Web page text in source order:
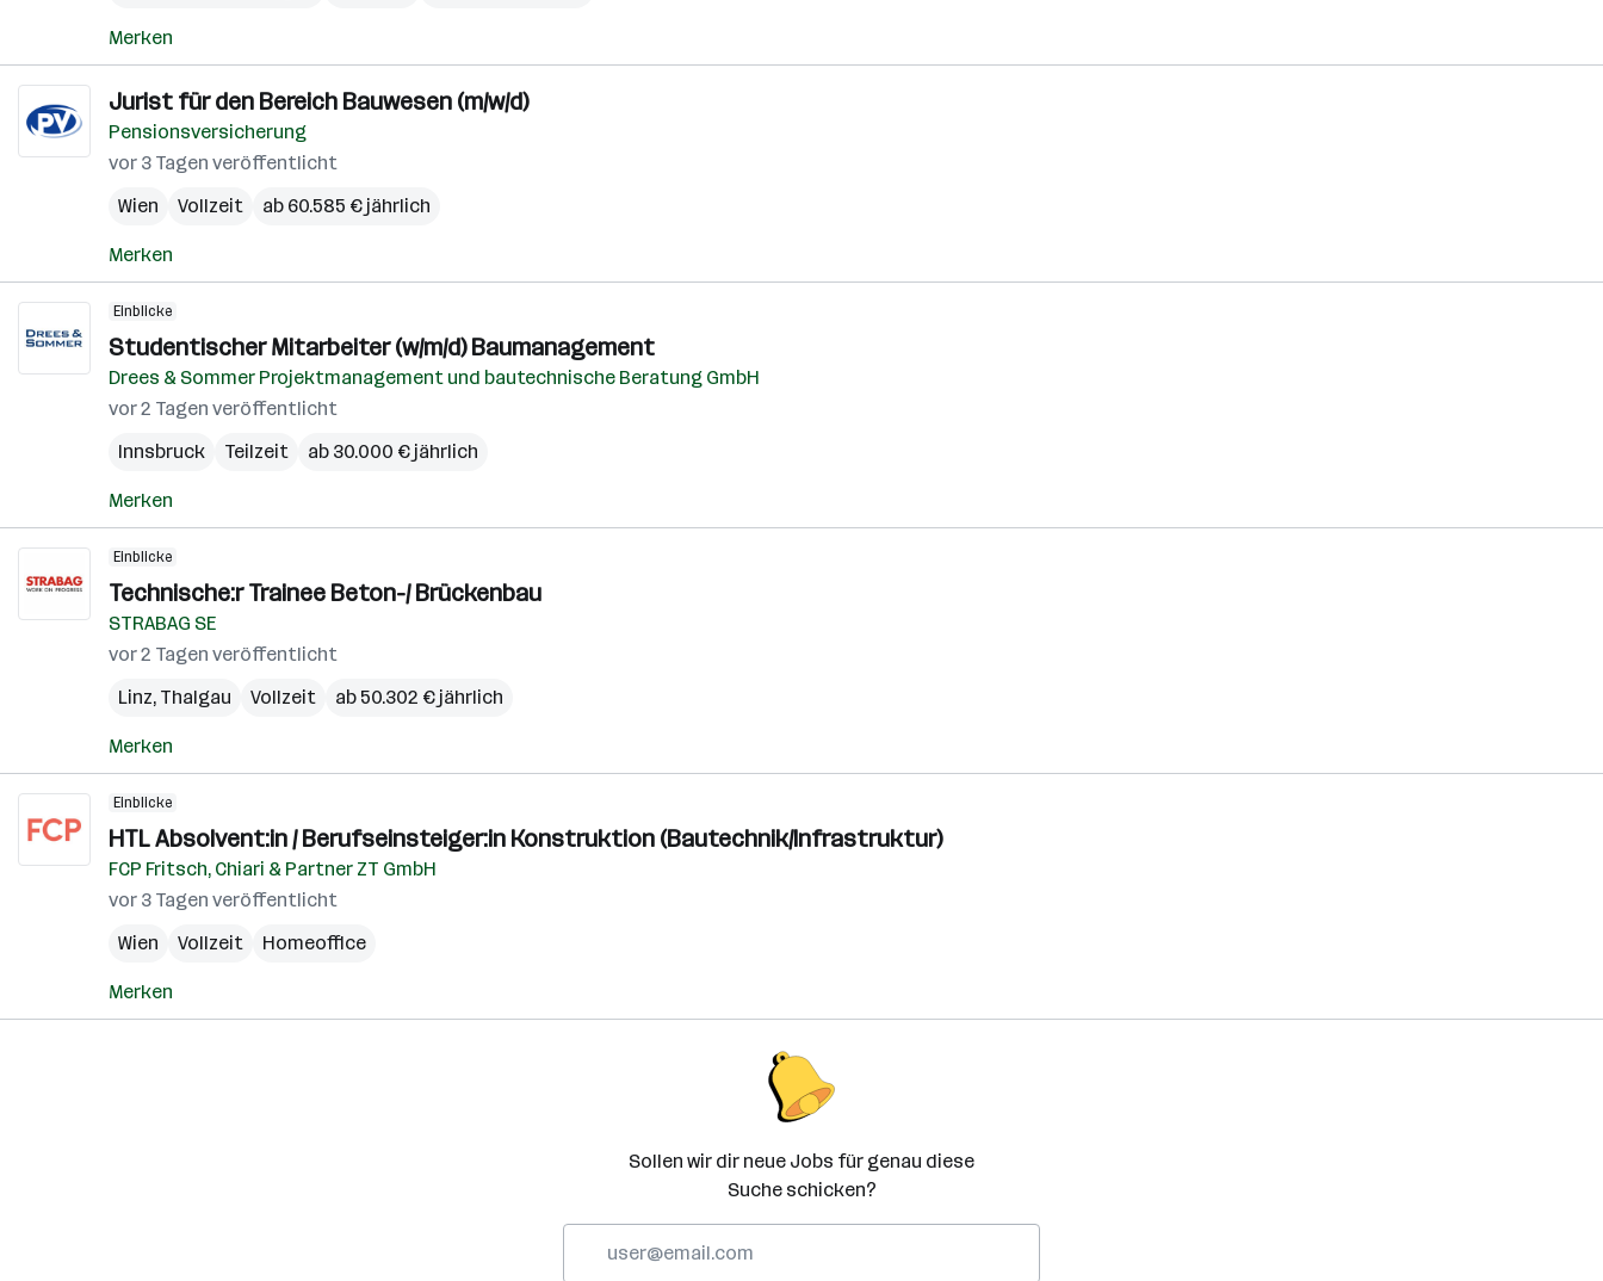
Merken
Jurist für den Bereich Bauwesen (m/w/d)
Pensionsversicherung
vor 3 Tagen veröffentlicht
Wien
Vollzeit ab 60.585 € jährlich
Merken
Einblicke
Studentischer Mitarbeiter (w/m/d) Baumanagement
Drees & Sommer Projektmanagement und bautechnische Beratung GmbH
vor 2 Tagen veröffentlicht
Innsbruck
Teilzeit ab 30.000 € jährlich
Merken
Einblicke
Technische:r Trainee Beton-/ Brückenbau
STRABAG SE
vor 2 Tagen veröffentlicht
Linz, Thalgau Vollzeit ab 50.302 € jährlich
Merken
Einblicke
HTL Absolvent:in / Berufseinsteiger:in Konstruktion (Bautechnik/Infrastruktur)
FCP Fritsch, Chiari & Partner ZT GmbH
vor 3 Tagen veröffentlicht
Wien
Vollzeit Homeoffice
Merken
Sollen wir dir neue Jobs für genau diese
Suche schicken?